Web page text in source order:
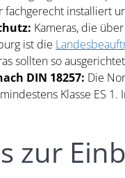
installiert
Kameras, die
ist die
sollten so
DIN 18257: Die
Klasse ES
zur